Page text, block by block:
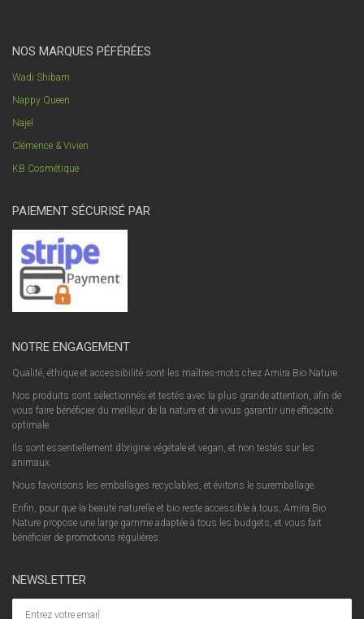
NOS MARQUES PÉFÉRÉES
Wadi Shibam
Nappy Queen
Najel
Clémence & Vivien
KB Cosmétique
PAIEMENT SÉCURISÉ PAR
NOTRE ENGAGEMENT
Qualité, éthique et accessibilité sont les maîtres-mots chez Amira Bio Nature.
Nos produits sont sélectionnés et testés avec la plus grande attention, afin de
vous faire bénéficier du meilleur de la nature et de vous garantir une efficacité
optimale.
Ils sont essentiellement d’origine végétale et vegan, et non testés sur les
animaux.
Nous favorisons les emballages recyclables, et évitons le suremballage.
Enfin, pour que la beauté naturelle et bio reste accessible à tous, Amira Bio
Nature propose une large gamme adaptée à tous les budgets, et vous fait
bénéficier de promotions régulières.
NEWSLETTER